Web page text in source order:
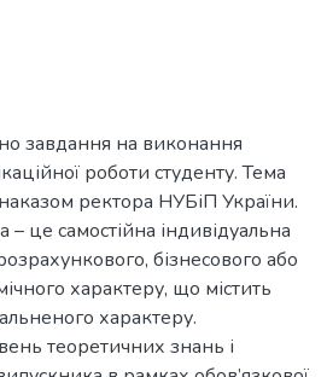
завдання на виконання
роботи студенту. Тема
ректора НУБіП України.
– це самостійна індивідуальна
бізнесового або
характеру, що містить
характеру.
теоретичних знань і